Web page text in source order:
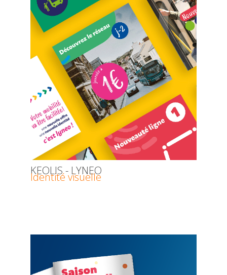
KEOLIS - LYNEO
Identité visuelle